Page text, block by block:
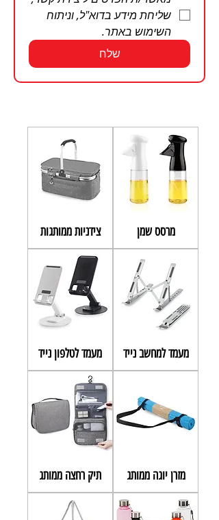
השימוש באתר.
שלח
מרסס שמן צידניות ממותגות
מעמד למחשב נייד מעמד לטלפון נייד
מזרן יוגה ממותג תיק רחצה ממותג